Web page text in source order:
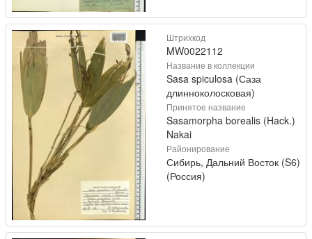
Штрихкод
MW0022112
Название в коллекции
Sasa spiculosa (Саза
длинноколосковая)
Принятое название
Sasamorpha borealis (Hack.)
Nakai
Районирование
Сибирь, Дальний Восток (S6)
(Россия)